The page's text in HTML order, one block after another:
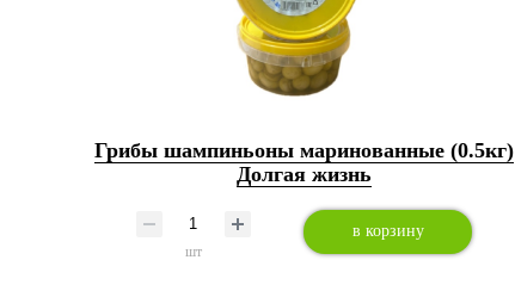
Грибы шампиньоны маринованные (0.5кг)
Долгая жизнь
шт
в корзину